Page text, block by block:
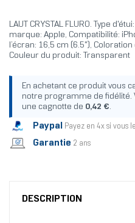
LAUT CRYSTAL FLURO. Type
marque: Apple, Compatibilité:
l’écran: 16,5 cm (6.5"),
Couleur du produit: Transparent
En achetant ce produit vous
notre programme de fidélité.
une cagnotte de 0,42 €.
Paypal Payez en 4x si vous
Garantie 2 ans
DESCRIPTION